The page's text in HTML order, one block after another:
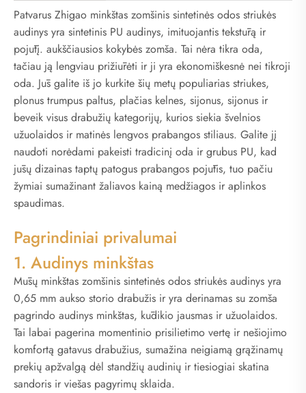
Patvarus Zhigao minkštas zomšinis sintetinės odos striukės
audinys yra sintetinis PU audinys, imituojantis tekstūrą ir
pojūtį. aukščiausios kokybės zomša. Tai nėra tikra oda,
tačiau ją lengviau prižiūrėti ir ji yra ekonomiškesnė nei tikroji
oda. Jūs galite iš jo kurkite šių metų populiarias striukes,
plonus trumpus paltus, plačias kelnes, sijonus, sijonus ir
beveik visus drabužių kategorijų, kurios siekia švelnios
užuolaidos ir matinės lengvos prabangos stiliaus. Galite jį
naudoti norėdami pakeisti tradicinį oda ir grubus PU, kad
jūsų dizainas taptų patogus prabangos pojūtis, tuo pačiu
žymiai sumažinant žaliavos kainą medžiagos ir aplinkos
spaudimas.
Pagrindiniai privalumai
1. Audinys minkštas
Mūsų minkštas zomšinis sintetinės odos striukės audinys yra
0,65 mm aukso storio drabužis ir yra derinamas su zomša
pagrindo audinys minkštas, kūdikio jausmas ir užuolaidos.
Tai labai pagerina momentinio prisilietimo vertę ir nešiojimo
komfortą gatavus drabužius, sumažina neigiamą grąžinamų
prekių apžvalgą dėl standžių audinių ir tiesiogiai skatina
sandoris ir viešas pagyrimų sklaida.